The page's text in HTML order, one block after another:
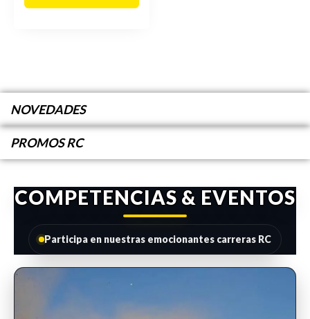
NOVEDADES
PROMOS RC
COMPETENCIAS & EVENTOS
Participa en nuestras emocionantes carreras RC
INSCRIPCIONES ABIERTAS